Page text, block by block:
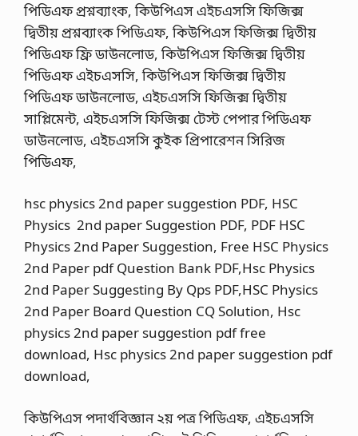
পিডিএফ প্রশ্নব্যাংক, কিউপিএস এইচএসসি ফিজিক্স
দ্বিতীয় প্রশ্নব্যাংক পিডিএফ, কিউপিএস ফিজিক্স দ্বিতীয়
পিডিএফ ফ্রি ডাউনলোড, কিউপিএস ফিজিক্স দ্বিতীয়
পিডিএফ এইচএসসি, কিউপিএস ফিজিক্স দ্বিতীয়
পিডিএফ ডাউনলোড, এইচএসসি ফিজিক্স দ্বিতীয়
সাপ্লিমেন্ট, এইচএসসি ফিজিক্স টেস্ট পেপার পিডিএফ
ডাউনলোড, এইচএসসি কুইক প্রিপারেশন সিরিজ
পিডিএফ,
hsc physics 2nd paper suggestion PDF, HSC
Physics 2nd paper Suggestion PDF, PDF HSC
Physics 2nd Paper Suggestion, Free HSC Physics
2nd Paper pdf Question Bank PDF,Hsc Physics
2nd Paper Suggesting By Qps PDF,HSC Physics
2nd Paper Board Question CQ Solution, Hsc
physics 2nd paper suggestion pdf free
download, Hsc physics 2nd paper suggestion pdf
download,
কিউপিএস পদার্থবিজ্ঞান ২য় পত্র পিডিএফ, এইচএসসি